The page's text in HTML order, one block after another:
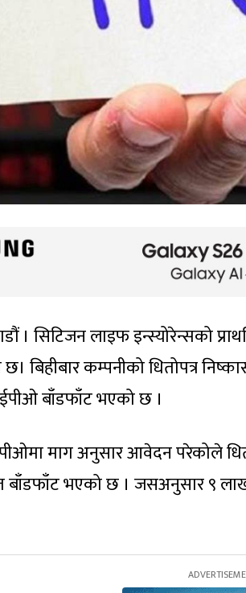
। सिटिजन लाइफ इन्स्योरेन्सको
बिहीबार कम्पनीको धितोपत्र
बाँडफाँट भएको छ ।
माग अनुसार आवेदन परेकोले
बाँडफाँट भएको छ । जसअनुसार ९